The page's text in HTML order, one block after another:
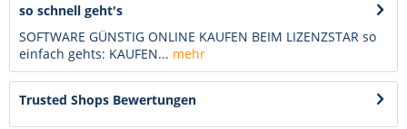
so schnell geht's
SOFTWARE GÜNSTIG ONLINE KAUFEN BEIM LIZENZSTAR so
einfach gehts: KAUFEN... mehr
Trusted Shops Bewertungen